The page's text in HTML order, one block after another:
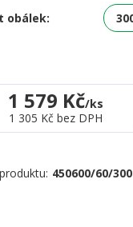
obálek:
1 579 Kč/ks
1 305 Kč bez DPH
450600/60/300